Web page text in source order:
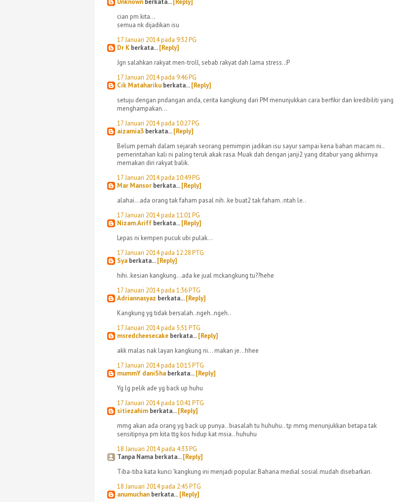
cian pm kita...
semua nk dijadikan isu
17 Januari 2014 pada 9:32 PG
Dr K berkata...[Reply]
Jgn salahkan rakyat men-troll, sebab rakyat dah lama stress..:P
17 Januari 2014 pada 9:46 PG
Cik Matahariku berkata...[Reply]
setuju dengan pndangan anda, cerita kangkung dari PM menunjukkan cara berfikir dan kredibiliti yang
menghampakan...
17 Januari 2014 pada 10:27 PG
aizamia3 berkata...[Reply]
Belum pernah dalam sejarah seorang pemimpin jadikan isu sayur sampai kena bahan macam ni..
pemerintahan kali ni paling teruk akak rasa. Muak dah dengan janji2 yang ditabur yang akhirnya
memakan diri rakyat balik.
17 Januari 2014 pada 10:49 PG
Mar Mansor berkata...[Reply]
alahai...ada orang tak faham pasal nih..ke buat2 tak faham..ntah le..
17 Januari 2014 pada 11:01 PG
Nizam.Ariff berkata...[Reply]
Lepas ni kempen pucuk ubi pulak...
17 Januari 2014 pada 12:28 PTG
Sya berkata...[Reply]
hihi..kesian kangkung...ada ke jual mckangkung tu??hehe
17 Januari 2014 pada 1:36 PTG
Adriannasyaz berkata...[Reply]
Kangkung yg tidak bersalah..ngeh..ngeh..
17 Januari 2014 pada 5:51 PTG
msredcheesecake berkata...[Reply]
akk malas nak layan kangkung ni... makan je...hhee
17 Januari 2014 pada 10:15 PTG
mummY daniSha berkata...[Reply]
Yg lg pelik ade yg back up huhu
17 Januari 2014 pada 10:41 PTG
sitiezahim berkata...[Reply]
mmg akan ada orang yg back up punya.. biasalah tu huhuhu.. tp mmg menunjukkan betapa tak
sensitipnya pm kita ttg kos hidup kat msia.. huhuhu
18 Januari 2014 pada 4:33 PG
Tanpa Nama berkata...[Reply]
Tiba-tiba kata kunci 'kangkung ini menjadi popular. Bahana medial sosial mudah disebarkan.
18 Januari 2014 pada 2:45 PTG
anumuchan berkata...[Reply]